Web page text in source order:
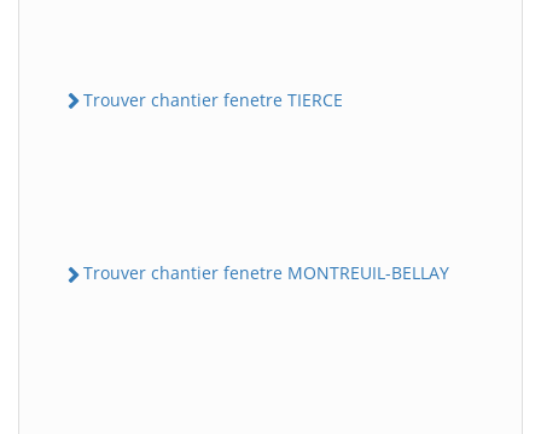
Trouver chantier fenetre TIERCE
Trouver chantier fenetre MONTREUIL-BELLAY